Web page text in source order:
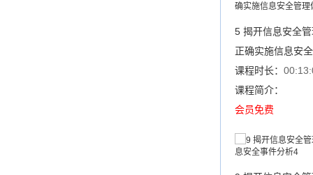
5 揭开信息安全
正确实施信息安
课程时长：
课程简介：
会员免费